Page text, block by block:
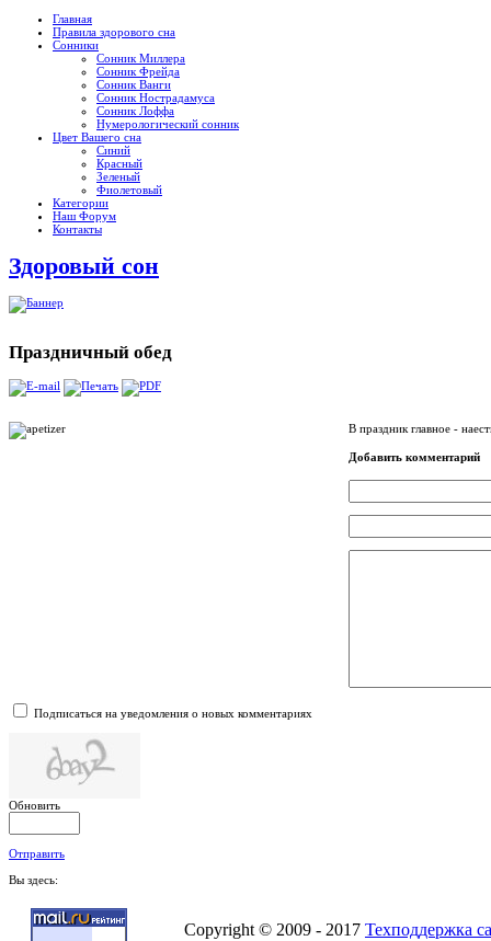
Главная
Правила здорового сна
Сонники
Сонник Миллера
Сонник Фрейда
Сонник Ванги
Сонник Нострадамуса
Сонник Лоффа
Нумерологический сонник
Цвет Вашего сна
Синий
Красный
Зеленый
Фиолетовый
Категории
Наш Форум
Контакты
Здоровый сон
Праздничный обед
В праздник главное -
Добавить комментарий
Подписаться на уведомления о новых комментариях
Обновить
Отправить
Вы здесь:
Copyright © 2009 - 2017 Техподдержка